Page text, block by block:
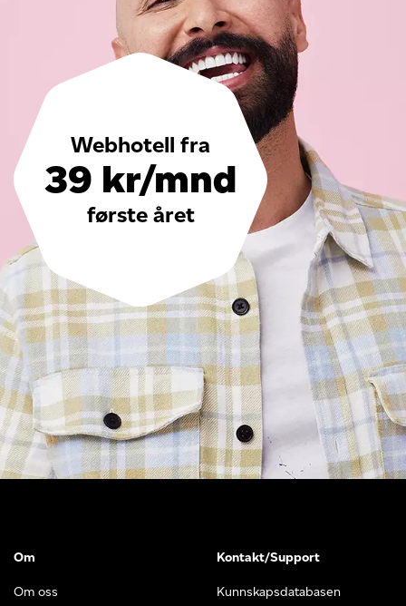
Webhotell fra
39 kr/mnd
første året
Om
Om oss
Kontakt/Support
Kunnskapsdatabasen